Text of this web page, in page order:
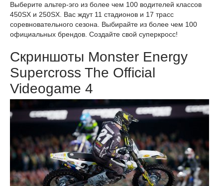
Выберите альтер-эго из более чем 100 водителей классов
450SX и 250SX. Вас ждут 11 стадионов и 17 трасс
соревновательного сезона. Выбирайте из более чем 100
официальных брендов. Создайте свой суперкросс!
Скриншоты Monster Energy
Supercross The Official
Videogame 4